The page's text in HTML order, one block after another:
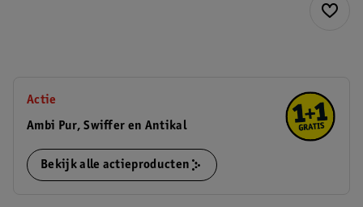
Actie
Ambi Pur, Swiffer en Antikal
Bekijk alle actieproducten